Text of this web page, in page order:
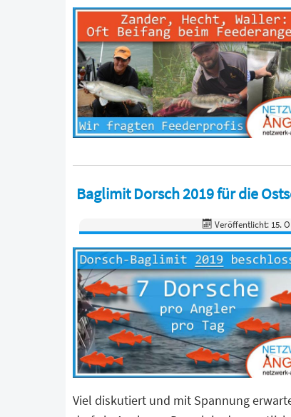
Baglimit Dorsch 2019 für die
Veröffentlicht: 15.
Viel diskutiert und mit Spannung